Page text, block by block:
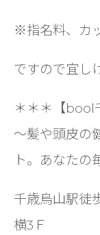
※指名料、カ
ですので宜し
＊＊＊【bool
〜髪や頭皮の
ト。あなたの
千歳烏山駅徒
横3Ｆ